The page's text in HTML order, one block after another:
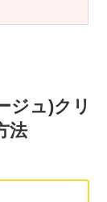
ジュ)クリ
法